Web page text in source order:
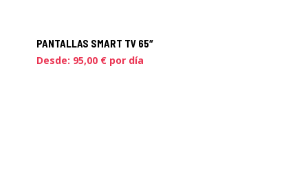
PANTALLAS SMART TV 65″
Desde: 95,00 € por día